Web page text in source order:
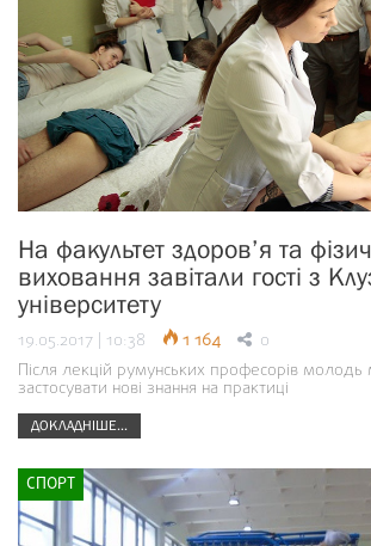
На факультет здоров’я та
виховання завітали гості з
університету
19.05.2017 | 10:38 1 164 0
Після лекцій румунських професорів молодь
застосувати нові знання на практиці
ДОКЛАДНІШЕ...
СПОРТ